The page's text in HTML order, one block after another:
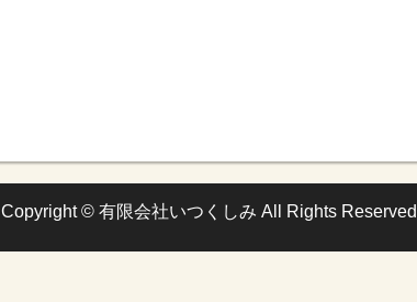
Copyright © 有限会社いつくしみ All Rights